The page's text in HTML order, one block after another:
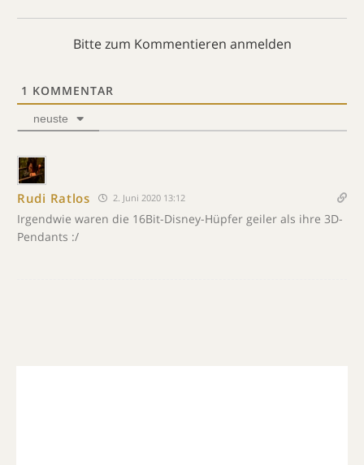
Bitte zum Kommentieren anmelden
1 KOMMENTAR
neuste
Rudi Ratlos 2. Juni 2020 13:12
Irgendwie waren die 16Bit-Disney-Hüpfer geiler als ihre 3D-
Pendants :/